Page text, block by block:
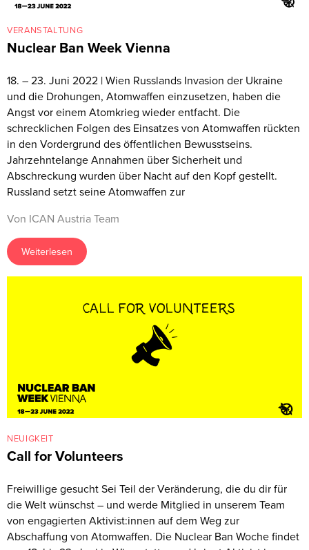
VERANSTALTUNG
Nuclear Ban Week Vienna
18. – 23. Juni 2022 | Wien Russlands Invasion der Ukraine
und die Drohungen, Atomwaffen einzusetzen, haben die
Angst vor einem Atomkrieg wieder entfacht. Die
schrecklichen Folgen des Einsatzes von Atomwaffen rückten
in den Vordergrund des öffentlichen Bewusstseins.
Jahrzehntelange Annahmen über Sicherheit und
Abschreckung wurden über Nacht auf den Kopf gestellt.
Russland setzt seine Atomwaffen zur
Von ICAN Austria Team
Weiterlesen
NEUIGKEIT
Call for Volunteers
Freiwillige gesucht Sei Teil der Veränderung, die du dir für
die Welt wünschst – und werde Mitglied in unserem Team
von engagierten Aktivist:innen auf dem Weg zur
Abschaffung von Atomwaffen. Die Nuclear Ban Woche findet